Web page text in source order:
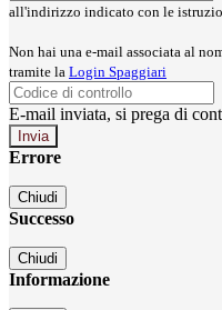
all'indirizzo indicato con le
Non hai una e-mail associata al
tramite la Login Spaggiari
E-mail inviata, si prega di
Errore
Chiudi
Successo
Chiudi
Informazione